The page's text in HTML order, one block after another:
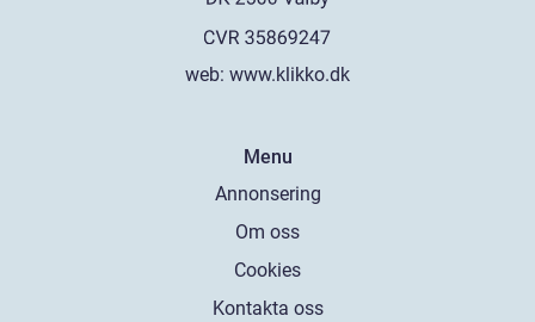
web: www.klikko.dk
Menu
Annonsering
Om oss
Cookies
Kontakta oss